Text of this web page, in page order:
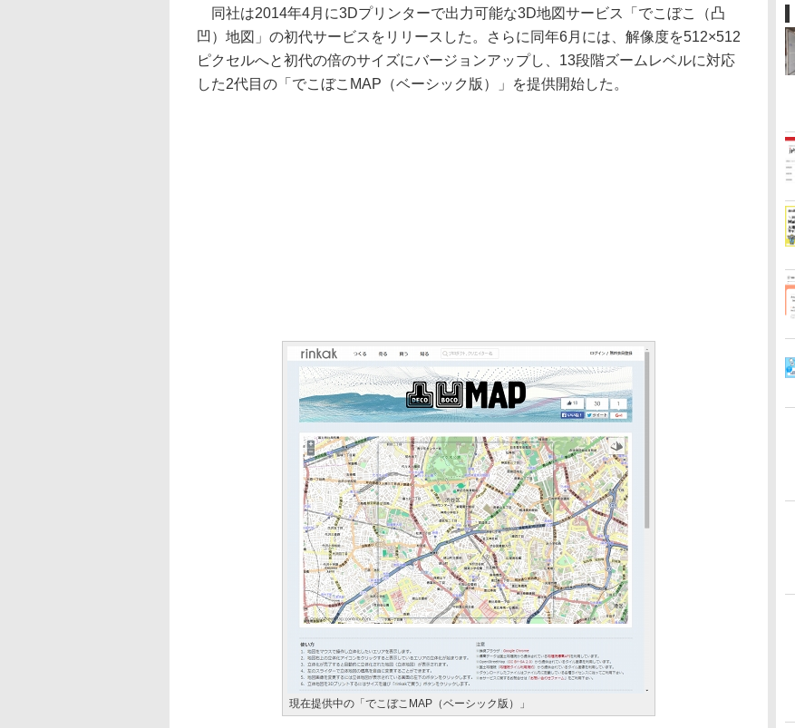
同社は2014年4月に3Dプリンターで出力可能な3D地図サービス「でこぼこ（凸
凹）地図」の初代サービスをリリースした。さらに同年6月には、解像度を512×512
ピクセルへと初代の倍のサイズにバージョンアップし、13段階ズームレベルに対応
した2代目の「でこぼこMAP（ベーシック版）」を提供開始した。
現在提供中の「でこぼこMAP（ベーシック版）」